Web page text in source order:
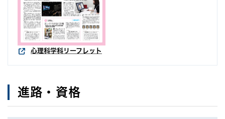
心理科学科リーフレット
進路・資格